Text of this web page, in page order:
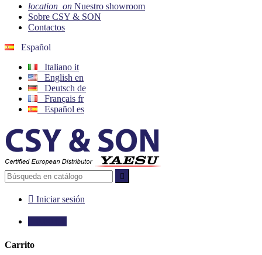
location_on Nuestro showroom
Sobre CSY & SON
Contactos
Español
Italiano it
English en
Deutsch de
Français fr
Español es

 Iniciar sesión
Carrito